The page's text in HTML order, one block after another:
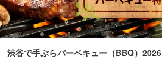
渋谷で手ぶらバーベキュー（BBQ）2026